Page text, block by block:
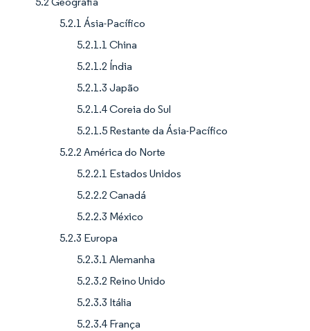
5.2.1 Ásia-Pacífico
5.2.1.1 China
5.2.1.2 Índia
5.2.1.3 Japão
5.2.1.4 Coreia do Sul
5.2.1.5 Restante da Ásia-Pacífico
5.2.2 América do Norte
5.2.2.1 Estados Unidos
5.2.2.2 Canadá
5.2.2.3 México
5.2.3 Europa
5.2.3.1 Alemanha
5.2.3.2 Reino Unido
5.2.3.3 Itália
5.2.3.4 França